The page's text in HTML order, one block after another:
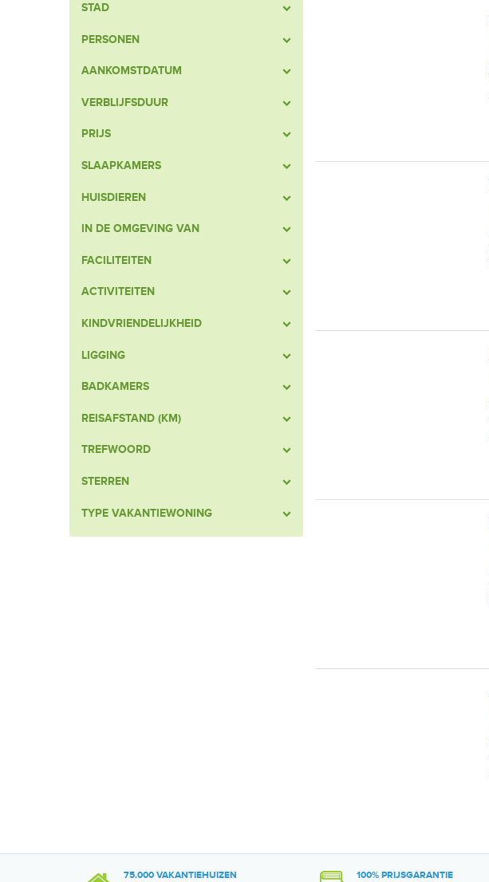
STAD
PERSONEN
AANKOMSTDATUM
VERBLIJFSDUUR
PRIJS
SLAAPKAMERS
HUISDIEREN
IN DE OMGEVING VAN
FACILITEITEN
ACTIVITEITEN
KINDVRIENDELIJKHEID
LIGGING
BADKAMERS
REISAFSTAND (KM)
TREFWOORD
STERREN
TYPE VAKANTIEWONING
75.000 VAKANTIEHUIZEN 100% PRIJSGARANTIE